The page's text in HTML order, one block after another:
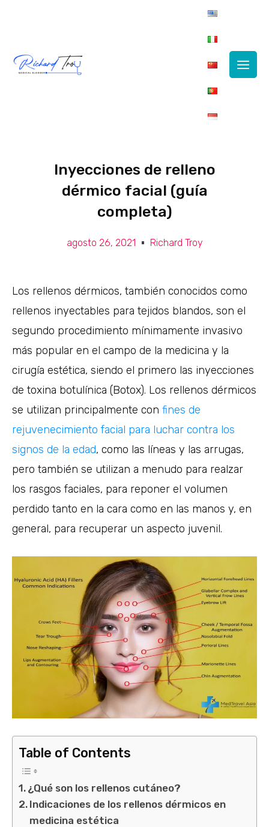
Inyecciones de relleno
dérmico facial (guía
completa)
agosto 26, 2021 Richard Troy
Los rellenos dérmicos, también conocidos como
rellenos inyectables para tejidos blandos, son el
segundo procedimiento mínimamente invasivo
más popular en el campo de la medicina y la
cirugía estética, siendo el primero las inyecciones
de toxina botulínica (Botox). Los rellenos dérmicos
se utilizan principalmente con fines de
rejuvenecimiento facial para luchar contra los
signos de la edad, como las líneas y las arrugas,
pero también se utilizan a menudo para realzar
los rasgos faciales, para reponer el volumen
perdido tanto en la cara como en las manos y, en
general, para recuperar un aspecto juvenil.
Table of Contents
¿Qué son los rellenos cutáneo?
Indicaciones de los rellenos dérmicos en
medicina estética